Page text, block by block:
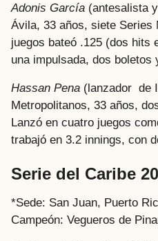
Adonis García (antesalista
Ávila, 33 años, siete Series
juegos bateó .125 (dos hits
una impulsada, dos boletos
Hassan Pena (lanzador de
Metropolitanos, 33 años,
Lanzó en cuatro juegos
trabajó en 3.2 innings, con
Serie del Caribe
*Sede: San Juan, Puerto
Campeón: Vegueros de